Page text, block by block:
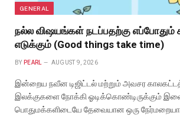
GENERAL
நல்ல விஷயங்கள் நடப்பதற்கு எப்போதும்
எடுக்கும் (Good things take time)
BY PEARL AUGUST 9, 2026
இன்றைய நவீன டிஜிட்டல் மற்றும் அவசர
இலக்குகளை நோக்கி ஓடிக்கொண்டிருக்கும்
பொதுமக்களிடையே தேவையான ஒரு